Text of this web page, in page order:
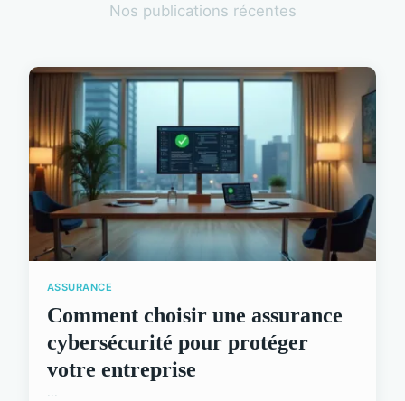
Nos publications récentes
ASSURANCE
Comment choisir une assurance
cybersécurité pour protéger
votre entreprise
...